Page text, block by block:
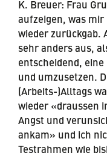
K. Breuer: Frau
aufzeigen, was
wieder zurückgab.
sehr anders aus,
entscheidend,
und umzusetzen.
(Arbeits-)Alltags
wieder «draussen
Angst und
ankam» und ich
Testrahmen wie